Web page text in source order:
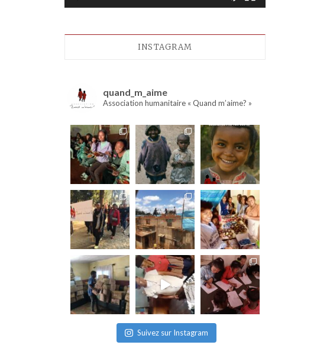
INSTAGRAM
quand_m_aime
Association humanitaire « Quand m’aime? »
Suivez sur Instagram